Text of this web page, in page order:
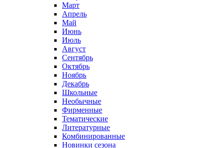
Март
Апрель
Май
Июнь
Июль
Август
Сентябрь
Октябрь
Ноябрь
Декабрь
Школьные
Необычные
Фирменные
Тематические
Литературные
Комбинированные
Новинки сезона